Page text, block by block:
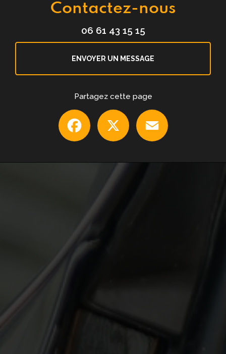
Contactez-nous
06 61 43 15 15
ENVOYER UN MESSAGE
Partagez cette page
Facebook